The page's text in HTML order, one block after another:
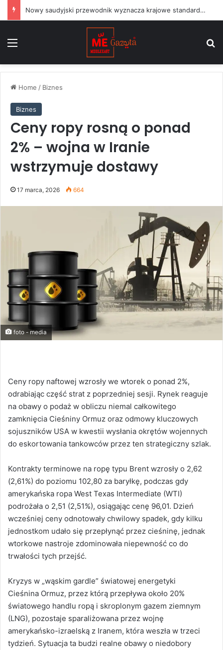
Nowy saudyjski przewodnik wyznacza krajowe standardy dla projektów sztuki publicznej
Home / Biznes
Biznes
Ceny ropy rosną o ponad
2% – wojna w Iranie
wstrzymuje dostawy
17 marca, 2026 664
foto - media
Ceny ropy naftowej wzrosły we wtorek o ponad 2%,
odrabiając część strat z poprzedniej sesji. Rynek reaguje
na obawy o podaż w obliczu niemal całkowitego
zamknięcia Cieśniny Ormuz oraz odmowy kluczowych
sojuszników USA w kwestii wysłania okrętów wojennych
do eskortowania tankowców przez ten strategiczny szlak.
Kontrakty terminowe na ropę typu Brent wzrosły o 2,62
(2,61%) do poziomu 102,80 za baryłkę, podczas gdy
amerykańska ropa West Texas Intermediate (WTI)
podrożała o 2,51 (2,51%), osiągając cenę 96,01. Dzień
wcześniej ceny odnotowały chwilowy spadek, gdy kilku
jednostkom udało się przepłynąć przez cieśninę, jednak
wtorkowe nastroje zdominowała niepewność co do
trwałości tych przejść.
Kryzys w „wąskim gardle” światowej energetyki
Cieśnina Ormuz, przez którą przepływa około 20%
światowego handlu ropą i skroplonym gazem ziemnym
(LNG), pozostaje sparaliżowana przez wojnę
amerykańsko-izraelską z Iranem, która weszła w trzeci
tydzień. Sytuacja ta budzi realne obawy o niedobory